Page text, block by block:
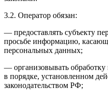
3.2. Оператор обязан:
— предоставлять субъекту
просьбе информацию,
персональных данных;
— организовывать
в порядке, установленном
законодательством РФ;